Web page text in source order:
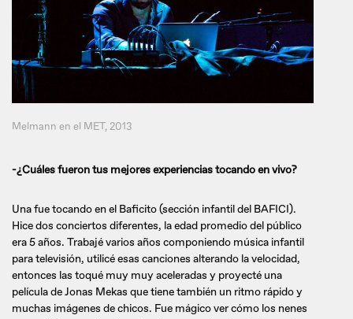
Melmann en el MET, 2013
-¿Cuáles fueron tus mejores experiencias tocando en vivo?
Una fue tocando en el Baficito (sección infantil del BAFICI).
Hice dos conciertos diferentes, la edad promedio del público
era 5 años. Trabajé varios años componiendo música infantil
para televisión, utilicé esas canciones alterando la velocidad,
entonces las toqué muy muy aceleradas y proyecté una
película de Jonas Mekas que tiene también un ritmo rápido y
muchas imágenes de chicos. Fue mágico ver cómo los nenes